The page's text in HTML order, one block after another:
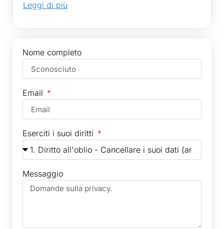
Leggi di più
Nome completo
Email
Eserciti i suoi diritti
Messaggio